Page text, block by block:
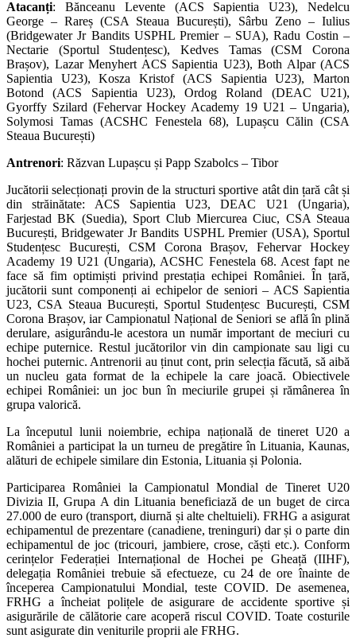
Atacanți: Bănceanu Levente (ACS Sapientia U23), Nedelcu
George – Rareș (CSA Steaua București), Sârbu Zeno – Iulius
(Bridgewater Jr Bandits USPHL Premier – SUA), Radu Costin –
Nectarie (Sportul Studențesc), Kedves Tamas (CSM Corona
Brașov), Lazar Menyhert ACS Sapientia U23), Both Alpar (ACS
Sapientia U23), Kosza Kristof (ACS Sapientia U23), Marton
Botond (ACS Sapientia U23), Ordog Roland (DEAC U21),
Gyorffy Szilard (Fehervar Hockey Academy 19 U21 – Ungaria),
Solymosi Tamas (ACSHC Fenestela 68), Lupașcu Călin (CSA
Steaua București)
Antrenori: Răzvan Lupașcu și Papp Szabolcs – Tibor
Jucătorii selecționați provin de la structuri sportive atât din țară cât și
din străinătate: ACS Sapientia U23, DEAC U21 (Ungaria),
Farjestad BK (Suedia), Sport Club Miercurea Ciuc, CSA Steaua
București, Bridgewater Jr Bandits USPHL Premier (USA), Sportul
Studențesc București, CSM Corona Brașov, Fehervar Hockey
Academy 19 U21 (Ungaria), ACSHC Fenestela 68. Acest fapt ne
face să fim optimiști privind prestația echipei României. În țară,
jucătorii sunt componenți ai echipelor de seniori – ACS Sapientia
U23, CSA Steaua București, Sportul Studențesc București, CSM
Corona Brașov, iar Campionatul Național de Seniori se află în plină
derulare, asigurându-le acestora un număr important de meciuri cu
echipe puternice. Restul jucătorilor vin din campionate sau ligi cu
hochei puternic. Antrenorii au ținut cont, prin selecția făcută, să aibă
un nucleu gata format de la echipele la care joacă. Obiectivele
echipei României: un joc bun în meciurile grupei și rămânerea în
grupa valorică.
La începutul lunii noiembrie, echipa națională de tineret U20 a
României a participat la un turneu de pregătire în Lituania, Kaunas,
alături de echipele similare din Estonia, Lituania și Polonia.
Participarea României la Campionatul Mondial de Tineret U20
Divizia II, Grupa A din Lituania beneficiază de un buget de circa
27.000 de euro (transport, diurnă și alte cheltuieli). FRHG a asigurat
echipamentul de prezentare (canadiene, treninguri) dar și o parte din
echipamentul de joc (tricouri, jambiere, crose, căști etc.). Conform
cerințelor Federației Internațional de Hochei pe Gheață (IIHF),
delegația României trebuie să efectueze, cu 24 de ore înainte de
începerea Campionatului Mondial, teste COVID. De asemenea,
FRHG a încheiat polițele de asigurare de accidente sportive și
asigurările de călătorie care acoperă riscul COVID. Toate costurile
sunt asigurate din veniturile proprii ale FRHG.